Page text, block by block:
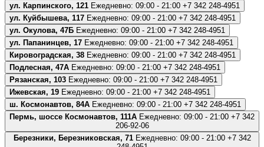
ул. Карпинского, 121 Ежедневно: 09:00 - 21:00 +7 342 248-4951
ул. Куйбышева, 117 Ежедневно: 09:00 - 21:00 +7 342 248-4951
ул. Окулова, 47Б Ежедневно: 09:00 - 21:00 +7 342 248-4951
ул. Папанинцев, 17 Ежедневно: 09:00 - 21:00 +7 342 248-4951
Кировоградская, 38 Ежедневно: 09:00 - 21:00 +7 342 248-4951
Подлесная, 47А Ежедневно: 09:00 - 21:00 +7 342 248-4951
Рязанская, 103 Ежедневно: 09:00 - 21:00 +7 342 248-4951
Ижевская, 19 Ежедневно: 09:00 - 21:00 +7 342 248-4951
ш. Космонавтов, 84А Ежедневно: 09:00 - 21:00 +7 342 248-4951
Пермь, шоссе Космонавтов, 111А Ежедневно: 09:00 - 21:00 +7 342
206-92-06
Березники, Березниковская, 71Ежедневно: 09:00 - 21:00+7 342